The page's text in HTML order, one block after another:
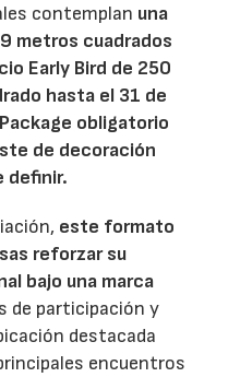
contemplan una
metros cuadrados
Early Bird de 250
hasta el 31 de
obligatorio
de decoración
definir.
este formato
reforzar su
bajo una marca
de participación y
destacada
encuentros